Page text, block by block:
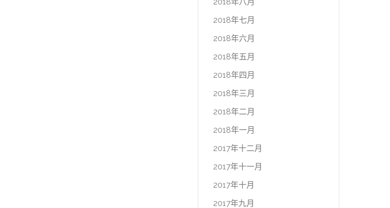
2018年七月
2018年六月
2018年五月
2018年四月
2018年三月
2018年二月
2018年一月
2017年十二月
2017年十一月
2017年十月
2017年九月